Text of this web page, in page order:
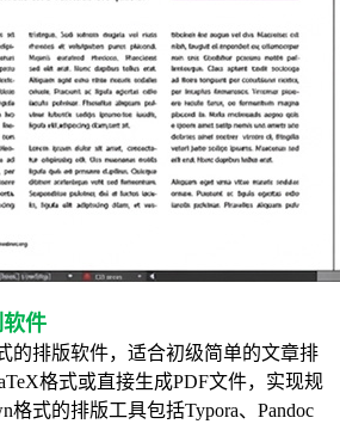
件
的排版软件，适合初级简单的文章排
格式或直接生成PDF文件，实现规
格式的排版工具包括Typora、Pandoc